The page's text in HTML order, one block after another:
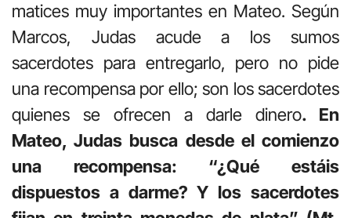
matices muy importantes en Mateo. Según
Marcos, Judas acude a los sumos
sacerdotes para entregarlo, pero no pide
una recompensa por ello; son los sacerdotes
quienes se ofrecen a darle dinero. En
Mateo, Judas busca desde el comienzo
una recompensa: “¿Qué estáis
dispuestos a darme? Y los sacerdotes